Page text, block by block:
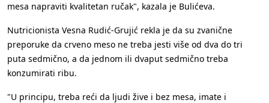
mesa napraviti kvalitetan ručak", kazala je Bulićeva.
Nutricionista Vesna Rudić-Grujić rekla je da su zvanične
preporuke da crveno meso ne treba jesti više od dva do tri
puta sedmično, a da jednom ili dvaput sedmično treba
konzumirati ribu.
"U principu, treba reći da ljudi žive i bez mesa, imate i